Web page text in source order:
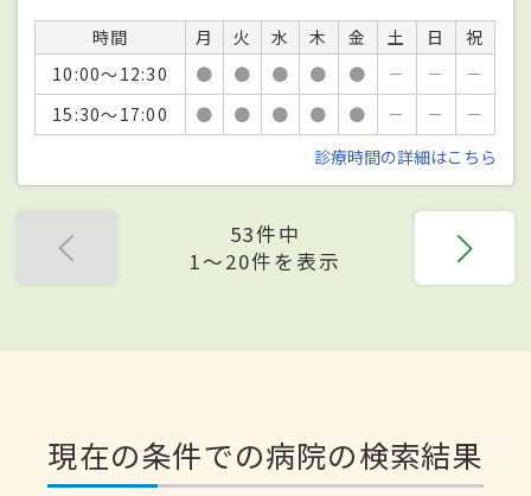
時間 月 火 水 木 金 土 日
祝
10:00～12:30
● ● ● ● ● － －
－
15:30～17:00
● ● ● ● ● － －
－
診療時間の詳細はこちら
53件中
1〜20件を表示
現在の条件での病院の検索結果